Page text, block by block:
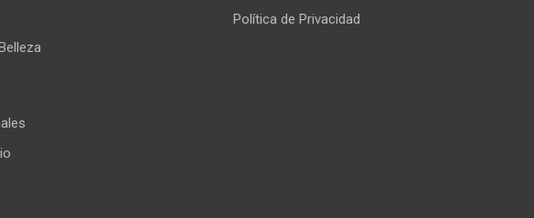
Política de Privacidad